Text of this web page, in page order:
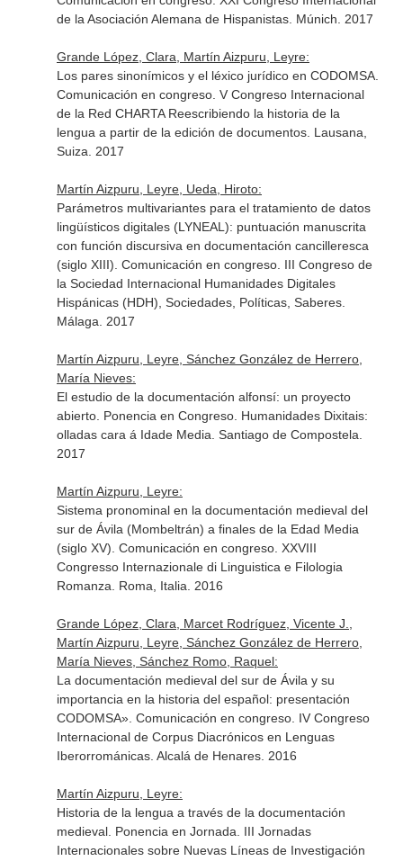
de la Asociación Alemana de Hispanistas. Múnich. 2017
Grande López, Clara, Martín Aizpuru, Leyre:
Los pares sinonímicos y el léxico jurídico en CODOMSA.
Comunicación en congreso. V Congreso Internacional
de la Red CHARTA Reescribiendo la historia de la
lengua a partir de la edición de documentos. Lausana,
Suiza. 2017
Martín Aizpuru, Leyre, Ueda, Hiroto:
Parámetros multivariantes para el tratamiento de datos
lingüísticos digitales (LYNEAL): puntuación manuscrita
con función discursiva en documentación cancilleresca
(siglo XIII). Comunicación en congreso. III Congreso de
la Sociedad Internacional Humanidades Digitales
Hispánicas (HDH), Sociedades, Políticas, Saberes.
Málaga. 2017
Martín Aizpuru, Leyre, Sánchez González de Herrero,
María Nieves:
El estudio de la documentación alfonsí: un proyecto
abierto. Ponencia en Congreso. Humanidades Dixitais:
olladas cara á Idade Media. Santiago de Compostela.
2017
Martín Aizpuru, Leyre:
Sistema pronominal en la documentación medieval del
sur de Ávila (Mombeltrán) a finales de la Edad Media
(siglo XV). Comunicación en congreso. XXVIII
Congresso Internazionale di Linguistica e Filologia
Romanza. Roma, Italia. 2016
Grande López, Clara, Marcet Rodríguez, Vicente J.,
Martín Aizpuru, Leyre, Sánchez González de Herrero,
María Nieves, Sánchez Romo, Raquel:
La documentación medieval del sur de Ávila y su
importancia en la historia del español: presentación
CODOMSA». Comunicación en congreso. IV Congreso
Internacional de Corpus Diacrónicos en Lenguas
Iberorrománicas. Alcalá de Henares. 2016
Martín Aizpuru, Leyre:
Historia de la lengua a través de la documentación
medieval. Ponencia en Jornada. III Jornadas
Internacionales sobre Nuevas Líneas de Investigación